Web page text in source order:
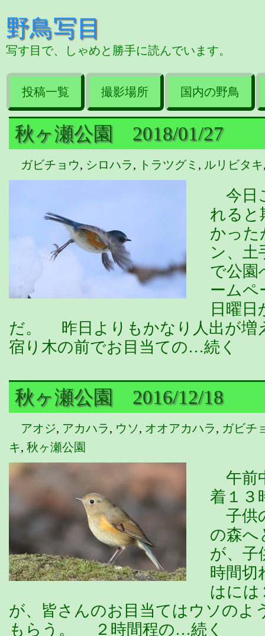
野鳥写目
写す目で、しゃめと勝手に読んでいます。
投稿一覧 撮影場所 国内の野鳥
秋ヶ瀬公園 2018/01/27
ガビチョウ, シロハラ, トラツグミ , ルリビタキ
今日
れると
かった
ン、土
で公園
ームペ
日曜
だ。 昨日よりもかなり人出が増
宿り木の前でお目当ての…続く
秋ヶ瀬公園 2016/12/18
アオジ, アカハラ, ウソ, オオアカハラ, ガビチ
キ, 秋ヶ瀬公園
午前
着１３
子供
の森へ
が、子
時間
はには
が、皆さんのお目当てはウソのよ
もらう。 ２時間程の…続く